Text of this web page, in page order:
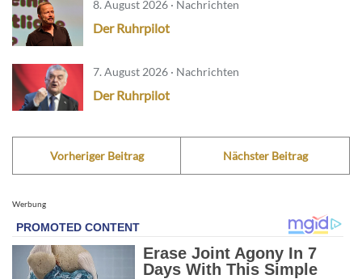
8. August 2026 · Nachrichten
Der Ruhrpilot
7. August 2026 · Nachrichten
Der Ruhrpilot
Vorheriger Beitrag Nächster Beitrag
Werbung